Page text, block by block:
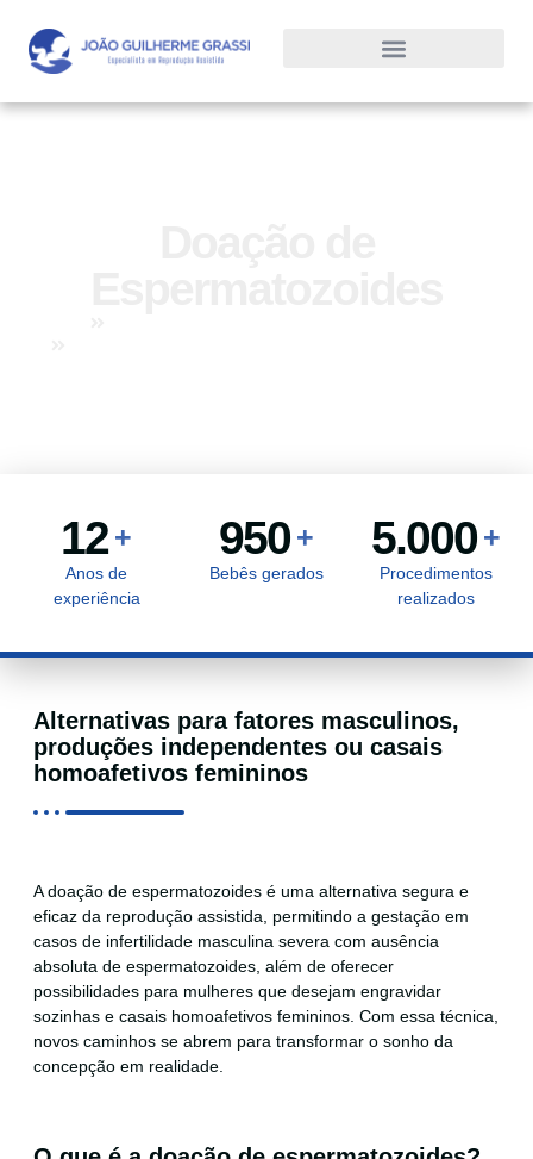
12 +
Anos de
experiência
950 +
Bebês gerados
5.000 +
Procedimentos
realizados
Alternativas para fatores masculinos,
produções independentes ou casais
homoafetivos femininos
A doação de espermatozoides é uma alternativa segura e
eficaz da reprodução assistida, permitindo a gestação em
casos de infertilidade masculina severa com ausência
absoluta de espermatozoides, além de oferecer
possibilidades para mulheres que desejam engravidar
sozinhas e casais homoafetivos femininos. Com essa técnica,
novos caminhos se abrem para transformar o sonho da
concepção em realidade.